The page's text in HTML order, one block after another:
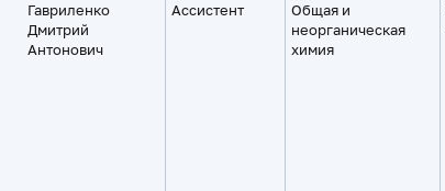
Гавриленко
Дмитрий
Антонович
Ассистент
Общая и
неорганическая
химия